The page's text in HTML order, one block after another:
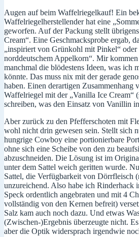
Augen auf beim Waffelriegelkauf! Ein
Waffelriegelherstellender hat eine
geworfen. Auf der Packung stellt
Cream“. Eine Geschmacksprobe ergab,
„inspiriert von Grünkohl mit Pinkel“ oder
norddeutschem Appelkorn“. Mir kommen
manchmal die blödestens Ideen, was ich
könnte. Das muss nix mit der gerade
haben. Einen derartigen Zusammenhang
Waffelriegel mit der „Vanilla Ice Cream“
schreiben, was den Einsatz von Vanillin
Aber zurück zu den Pfefferschoten mit
wohl nicht drin gewesen sein. Stellt sich
hungrige Cowboy eine portionierbare
ohne sich eine Scheibe von den zu
abzuschneiden. Die Lösung ist im
unter dem Sattel weich geritten wurde.
Sattel, die Verfügbarkeit von Dörrfleisch
unzureichend. Also habe ich Rinderhack
Speck ordentlich angebraten und mit 4
vollständig von den Kernen befreit)
Salz kam auch noch dazu. Und etwas
(Zwischen-)Ergebnis überzeugte nicht.
aber die Optik widersprach irgendwie